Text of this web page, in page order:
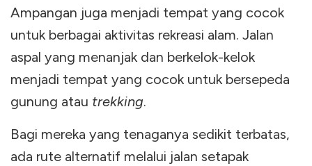
Ampangan juga menjadi tempat yang cocok
untuk berbagai aktivitas rekreasi alam. Jalan
aspal yang menanjak dan berkelok-kelok
menjadi tempat yang cocok untuk bersepeda
gunung atau trekking.
Bagi mereka yang tenaganya sedikit terbatas,
ada rute alternatif melalui jalan setapak